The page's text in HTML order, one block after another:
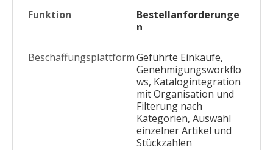
Bestellanforderunge
n
Geführte Einkäufe,
Genehmigungsworkflo
ws, Katalogintegration
mit Organisation und
Filterung nach
Kategorien, Auswahl
einzelner Artikel und
Stückzahlen